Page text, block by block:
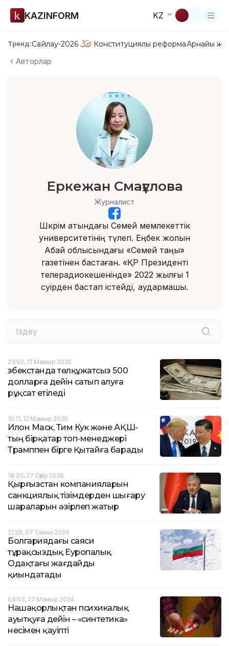
KAZINFORM KZ
Тренд:Сайлау-2026 Конституциялық реформаАрнайы
Авторлар
Еркежан Смағұлова
Журналист
Шәкәрім атындағы Семей мемлекеттік
университетінің түлегі. Еңбек жолын
Абай облысындағы «Семей таңы»
газетінен бастаған. «ҚР Президенті
телерадиокешенінде» 2022 жылғы 1
сәуірден бастап істейді, аудармашы.
23:50, 12 Мамыр 2026
Өзбекстанда төлқұжатсыз 500
долларға дейін сатып алуға
рұқсат етіледі
10:11, 12 Мамыр 2026
Илон Маск, Тим Кук және АҚШ-
тың бірқатар топ-менеджері
Трамппен бірге Қытайға барады
18:30, 27 Сәуір 2026
Қырғызстан компанияларын
санкциялық тізімдерден шығару
шараларын әзірлеп жатыр
21:28, 07 Тамыз 2024
Болгариядағы саяси
тұрақсыздық Еуропалық
Одақтағы жағдайды
қиындатады
04:03, 27 Мамыр 2024
Нашақорлықтан психикалық
ауытқуға дейін – «синтетика»
несімен қауіпті